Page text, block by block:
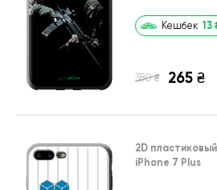
Кешбек 13
380 ₴ 265 ₴
2D
iPhone 7 Plus